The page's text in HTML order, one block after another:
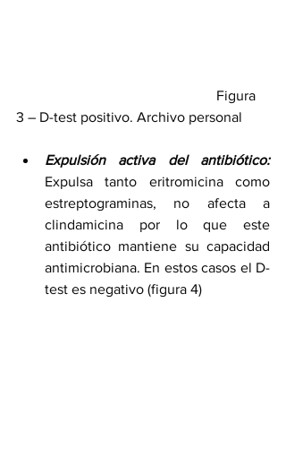
3 – D-test positivo. Archivo personal
Expulsión activa del antibiótico:
Expulsa tanto eritromicina como
estreptograminas, no afecta a
clindamicina por lo que este
antibiótico mantiene su capacidad
antimicrobiana. En estos casos el D-
test es negativo (figura 4)